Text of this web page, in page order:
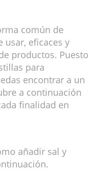
común de
usar, eficaces y
productos. Puesto
para
encontrar a un
a continuación
finalidad en
añadir sal y